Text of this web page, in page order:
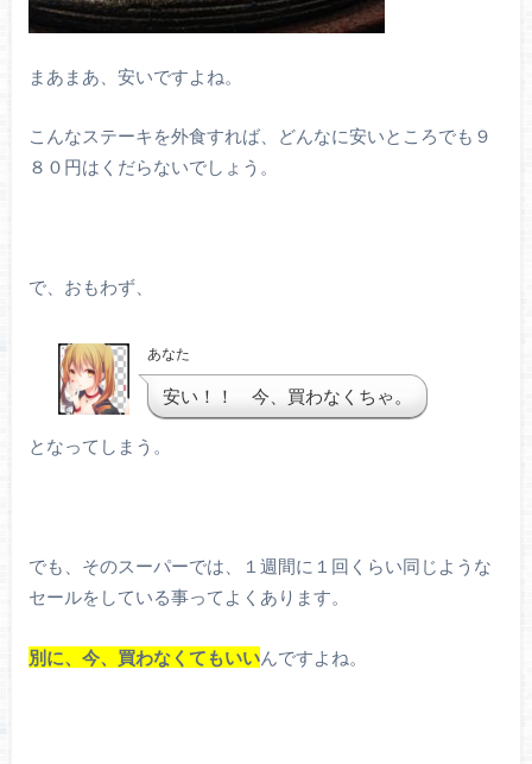
まあまあ、安いですよね。
こんなステーキを外食すれば、どんなに安いところでも９
８０円はくだらないでしょう。
で、おもわず、
あなた
安い！！ 今、買わなくちゃ。
となってしまう。
でも、そのスーパーでは、１週間に１回くらい同じような
セールをしている事ってよくあります。
別に、今、買わなくてもいいんですよね。